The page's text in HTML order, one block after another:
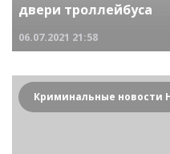
двери троллейбуса
06.07.2021 21:58